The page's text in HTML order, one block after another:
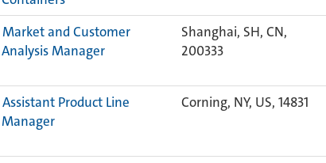
Market and Customer
Analysis Manager
Shanghai, SH, CN,
200333
Assistant Product Line
Manager
Corning, NY, US, 14831